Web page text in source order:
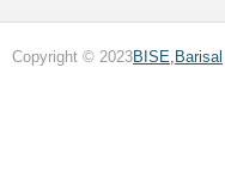
Copyright © 2023BISE,Barisal